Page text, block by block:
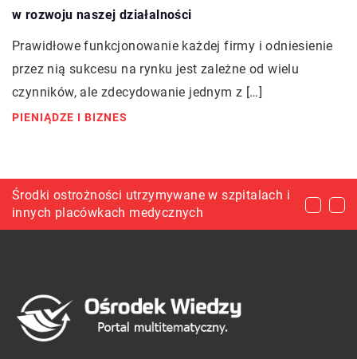
w rozwoju naszej działalności
Prawidłowe funkcjonowanie każdej firmy i odniesienie
przez nią sukcesu na rynku jest zależne od wielu
czynników, ale zdecydowanie jednym z […]
PIENIĄDZE I BIZNES
Kupić czy wynajmować mieszkanie?
Środki ostrożności utrzymywane w szpitalach i
innych placówkach medycznych
Korzyści płynące z wykorzystania sprężyn
obniżających